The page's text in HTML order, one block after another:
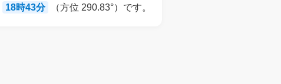
18時43分 （方位 290.83°）です。